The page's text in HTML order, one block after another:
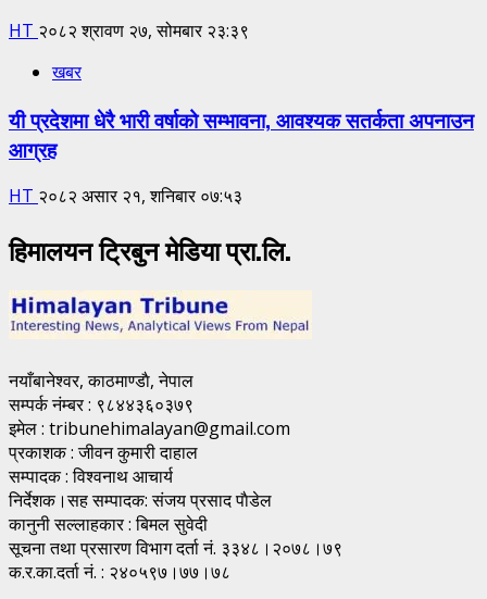
HT २०८२ श्रावण २७, सोमबार २३:३९
खबर
यी प्रदेशमा धेरै भारी वर्षाको सम्भावना, आवश्यक सतर्कता अपनाउन
आग्रह
HT २०८२ असार २१, शनिबार ०७:५३
हिमालयन ट्रिबुन मेडिया प्रा.लि.
नयाँबानेश्वर, काठमाण्डाै, नेपाल
सम्पर्क नंम्बर : ९८४४३६०३७९
इमेल : tribunehimalayan@gmail.com
प्रकाशक : जीवन कुमारी दाहाल
सम्पादक : विश्वनाथ आचार्य
निर्देशक।सह सम्पादक: संजय प्रसाद पाैडेल
कानुनी सल्लाहकार : बिमल सुवेदी
सूचना तथा प्रसारण विभाग दर्ता नं. ३३४८।२०७८।७९
क.र.का.दर्ता नं. : २४०५९७।७७।७८